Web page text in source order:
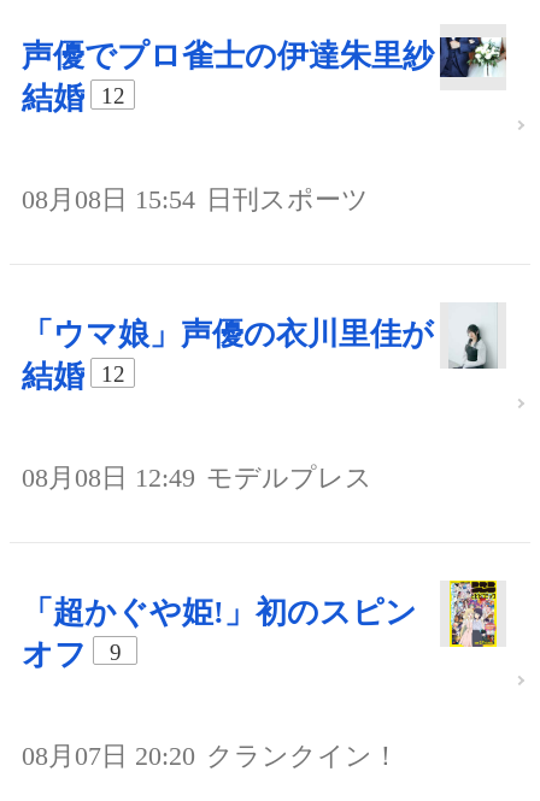
声優でプロ雀士の伊達朱里紗
結婚
12
08月08日 15:54 日刊スポーツ
「ウマ娘」声優の衣川里佳が
結婚
12
08月08日 12:49 モデルプレス
「超かぐや姫!」初のスピン
オフ
9
08月07日 20:20 クランクイン！